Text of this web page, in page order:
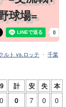
球場=
ルト vs.ロッテ ・ 千葉
9 計 安 失 本
0 0 7 0 0